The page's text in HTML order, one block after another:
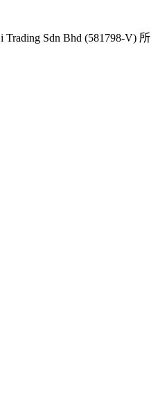
Trading Sdn Bhd (581798-V) 所